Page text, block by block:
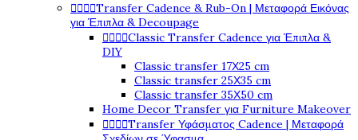
Transfer Cadence & Rub-On | Μεταφορά Εικόνας
για Έπιπλα & Decoupage
Classic Transfer Cadence για Έπιπλα &
DIY
Classic transfer 17Χ25 cm
Classic transfer 25Χ35 cm
Classic transfer 35Χ50 cm
Home Decor Transfer για Furniture Makeover
Transfer Υφάσματος Cadence | Μεταφορά